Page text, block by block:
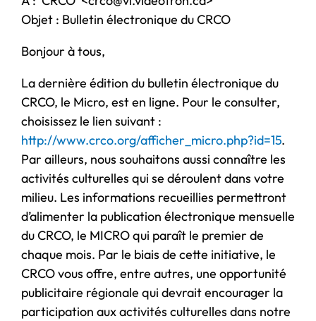
Objet : Bulletin électronique du CRCO
Bonjour à tous,
La dernière édition du bulletin électronique du
CRCO, le Micro, est en ligne. Pour le consulter,
choisissez le lien suivant :
http://www.crco.org/afficher_micro.php?id=15.
Par ailleurs, nous souhaitons aussi connaître les
activités culturelles qui se déroulent dans votre
milieu. Les informations recueillies permettront
d’alimenter la publication électronique mensuelle
du CRCO, le MICRO qui paraît le premier de
chaque mois. Par le biais de cette initiative, le
CRCO vous offre, entre autres, une opportunité
publicitaire régionale qui devrait encourager la
participation aux activités culturelles dans notre